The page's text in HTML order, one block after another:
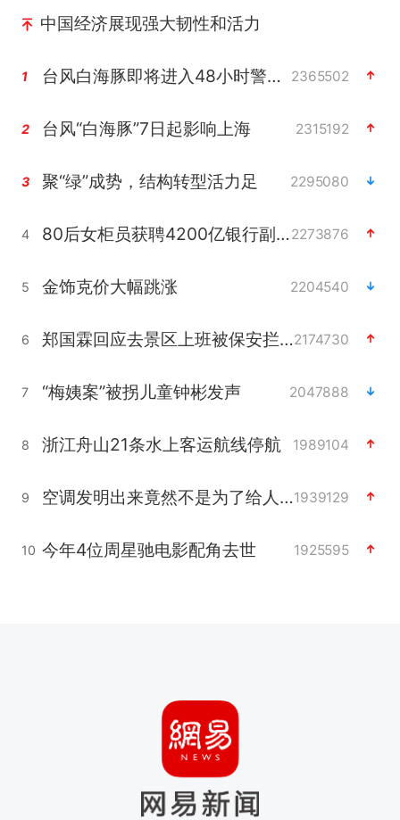
中国经济展现强大韧性和活力
1 台风白海豚即将进入48小时警戒线 2365502
2 台风“白海豚”7日起影响上海 2315192
3 聚“绿”成势，结构转型活力足 2295080
4 80后女柜员获聘4200亿银行副行长2273876
5 金饰克价大幅跳涨 2204540
6 郑国霖回应去景区上班被保安拦下2174730
7 “梅姨案”被拐儿童钟彬发声 2047888
8 浙江舟山21条水上客运航线停航 1989104
9 空调发明出来竟然不是为了给人降温1939129
10 今年4位周星驰电影配角去世 1925595